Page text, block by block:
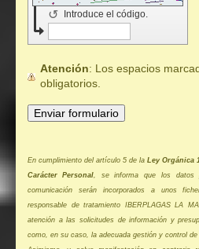
Introduce el código.
↺
Atención : Los espacios
obligatorios.
En cumplimiento del artículo 5 de la Ley Orgánica
Carácter Personal , se informa que los datos
comunicación serán incorporados a unos
responsable de tratamiento IBERPLAGAS LA
atención a las solicitudes de información y
como, en su caso, la adecuada gestión y control de